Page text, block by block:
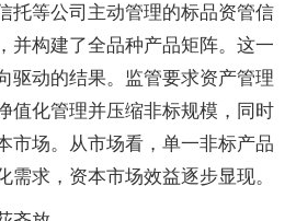
托等公司主动管理的标品资管信
并构建了全品种产品矩阵。这一
驱动的结果。监管要求资产管理
值化管理并压缩非标规模，同时
市场。从市场看，单一非标产品
需求，资本市场效益逐步显现。